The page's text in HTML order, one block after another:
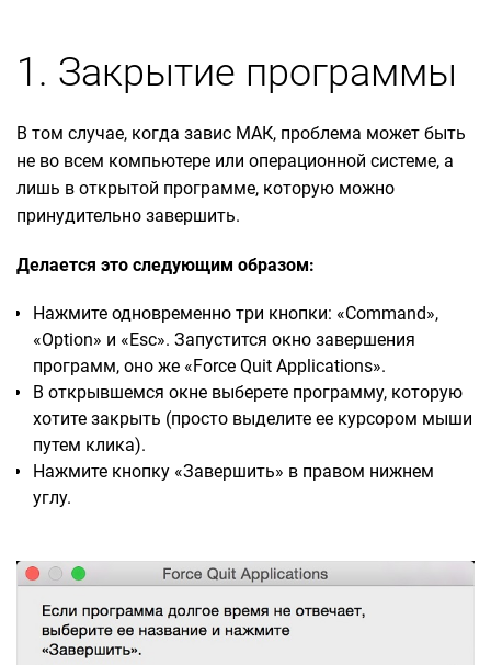
1. Закрытие программы
В том случае, когда завис МАК, проблема может быть
не во всем компьютере или операционной системе, а
лишь в открытой программе, которую можно
принудительно завершить.
Делается это следующим образом:
Нажмите одновременно три кнопки: «Command»,
«Option» и «Esc». Запустится окно завершения
программ, оно же «Force Quit Applications».
В открывшемся окне выберете программу, которую
хотите закрыть (просто выделите ее курсором мыши
путем клика).
Нажмите кнопку «Завершить» в правом нижнем
углу.